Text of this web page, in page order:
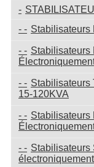
Stabilisateurs
Stabilisateurs
Stabilisateurs
15-120KVA
Stabilisateurs
Stabilisateurs